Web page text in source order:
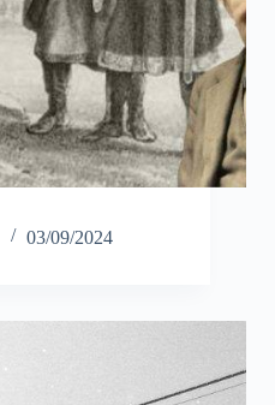
03/09/2024